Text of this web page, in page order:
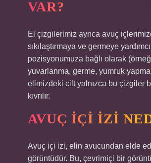
VAR?
El çizgilerimiz ayrıca avuç
sıkılaştırmaya ve germeye
pozisyonumuza bağlı olarak
yuvarlanma, germe, yumruk
elimizdeki cilt yalnızca bu çizgiler
kıvrılır.
AVUÇ IÇI IZI
Avuç içi izi, elin avucundan elde
görüntüdür. Bu, çevrimiçi bir